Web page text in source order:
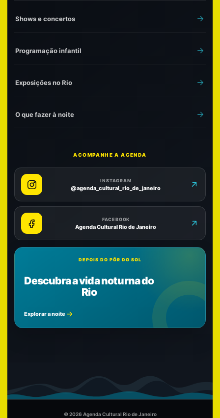
Shows e concertos
Programação infantil
Exposições no Rio
O que fazer à noite
ACOMPANHE A AGENDA
INSTAGRAM
@agenda_cultural_rio_de_janeiro
FACEBOOK
Agenda Cultural Rio de Janeiro
DEPOIS DO PÔR DO SOL
Descubra a vida noturna do
Rio
Explorar a noite
© 2026 Agenda Cultural Rio de Janeiro